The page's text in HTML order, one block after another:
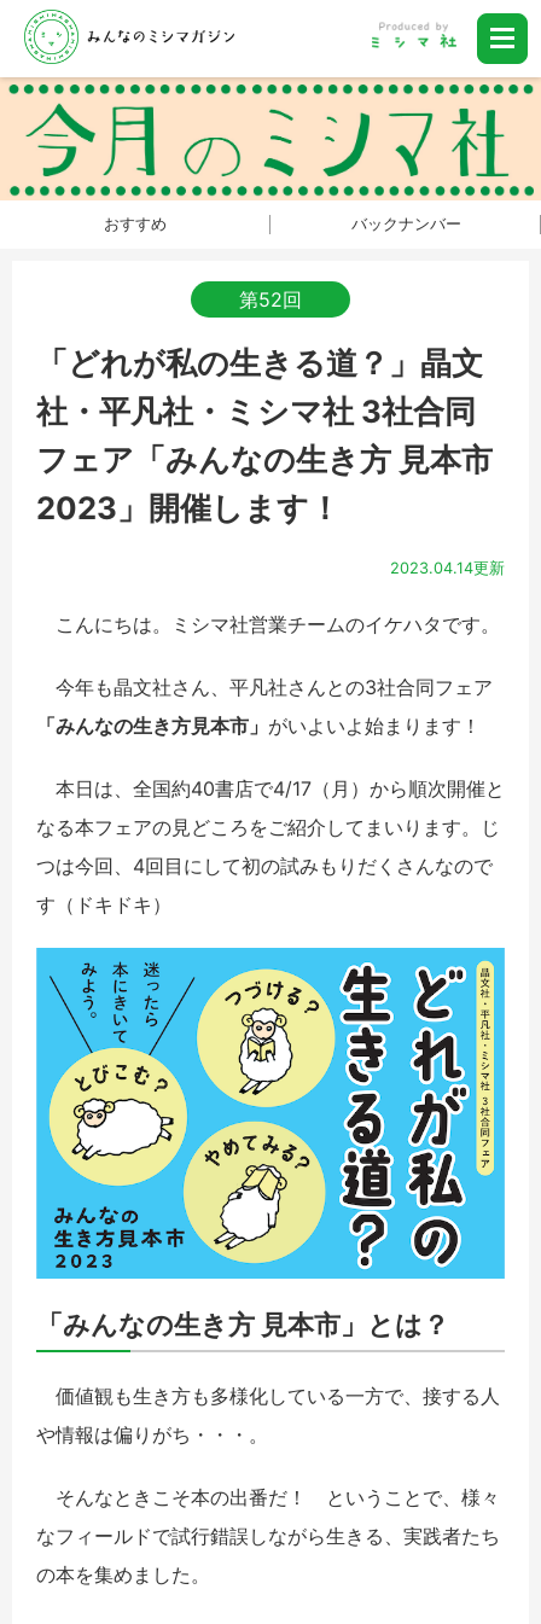
おすすめ バックナンバー
第52回
「どれが私の生きる道？」晶文
社・平凡社・ミシマ社 3社合同
フェア「みんなの生き方 見本市
2023」開催します！
2023.04.14更新
こんにちは。ミシマ社営業チームのイケハタです。
今年も晶文社さん、平凡社さんとの3社合同フェア
「みんなの生き方見本市」 がいよいよ始まります！
本日は、全国約40書店で4/17（月）から順次開催と
なる本フェアの見どころをご紹介してまいります。じ
つは今回、4回目にして初の試みもりだくさんなので
す（ドキドキ）
「みんなの生き方 見本市」とは？
価値観も生き方も多様化している一方で、接する人
や情報は偏りがち・・・。
そんなときこそ本の出番だ！ ということで、様々
なフィールドで試行錯誤しながら生きる、実践者たち
の本を集めました。